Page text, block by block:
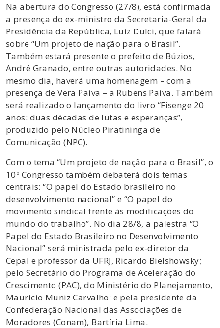
Na abertura do Congresso (27/8), está confirmada
a presença do ex-ministro da Secretaria-Geral da
Presidência da República, Luiz Dulci, que falará
sobre “Um projeto de nação para o Brasil”.
Também estará presente o prefeito de Búzios,
André Granado, entre outras autoridades. No
mesmo dia, haverá uma homenagem – com a
presença de Vera Paiva – a Rubens Paiva. Também
será realizado o lançamento do livro “Fisenge 20
anos: duas décadas de lutas e esperanças”,
produzido pelo Núcleo Piratininga de
Comunicação (NPC).
Com o tema “Um projeto de nação para o Brasil”, o
10º Congresso também debaterá dois temas
centrais: “O papel do Estado brasileiro no
desenvolvimento nacional” e “O papel do
movimento sindical frente às modificações do
mundo do trabalho”. No dia 28/8, a palestra “O
Papel do Estado Brasileiro no Desenvolvimento
Nacional” será ministrada pelo ex-diretor da
Cepal e professor da UFRJ, Ricardo Bielshowsky;
pelo Secretário do Programa de Aceleração do
Crescimento (PAC), do Ministério do Planejamento,
Maurício Muniz Carvalho; e pela presidente da
Confederação Nacional das Associações de
Moradores (Conam), Bartíria Lima.